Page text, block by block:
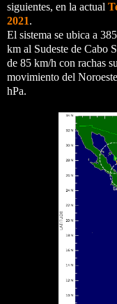
siguientes, en la actual
2021.
El sistema se ubica a
km al Sudeste de Cabo
de 85 km/h con rachas
movimiento del
hPa.